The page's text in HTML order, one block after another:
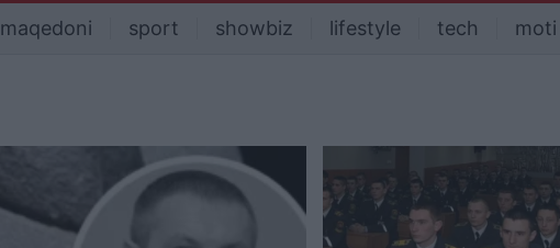
maqedoni sport showbiz lifestyle tech moti